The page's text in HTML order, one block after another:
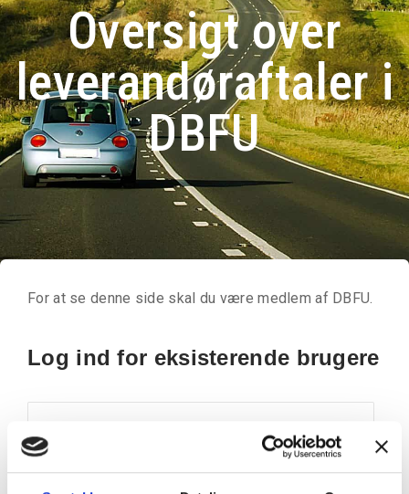
Oversigt over
leverandøraftaler i
DBFU
For at se denne side skal du være medlem af DBFU.
Log ind for eksisterende brugere
Kodeord